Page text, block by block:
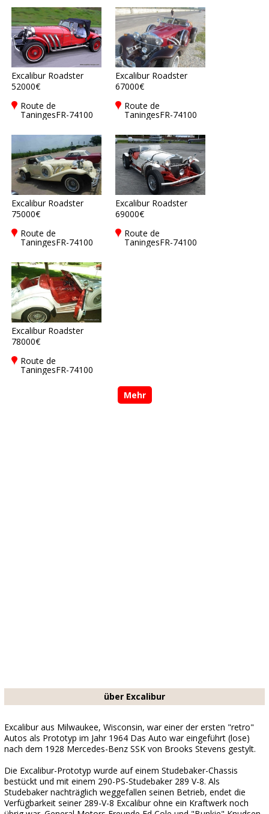
Excalibur Roadster
52000€
Route de
TaningesFR-74100
Annemasse
Excalibur Roadster
67000€
Route de
TaningesFR-74100
Annemasse
Excalibur Roadster
75000€
Route de
TaningesFR-74100
Annemasse
Excalibur Roadster
69000€
Route de
TaningesFR-74100
Annemasse
Excalibur Roadster
78000€
Route de
TaningesFR-74100
Annemasse
Mehr
über Excalibur
Excalibur aus Milwaukee, Wisconsin, war einer der ersten "retro"
Autos als Prototyp im Jahr 1964 Das Auto war eingeführt (lose)
nach dem 1928 Mercedes-Benz SSK von Brooks Stevens gestylt.
Die Excalibur-Prototyp wurde auf einem Studebaker-Chassis
bestückt und mit einem 290-PS-Studebaker 289 V-8. Als
Studebaker nachträglich weggefallen seinen Betrieb, endet die
Verfügbarkeit seiner 289-V-8 Excalibur ohne ein Kraftwerk noch